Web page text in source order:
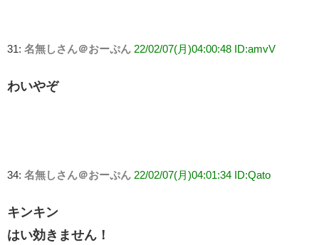
31: 名無しさん＠おーぷん 22/02/07(月)04:00:48 ID:amvV
わいやぞ
34: 名無しさん＠おーぷん 22/02/07(月)04:01:34 ID:Qato
キンキン
はい効きません！